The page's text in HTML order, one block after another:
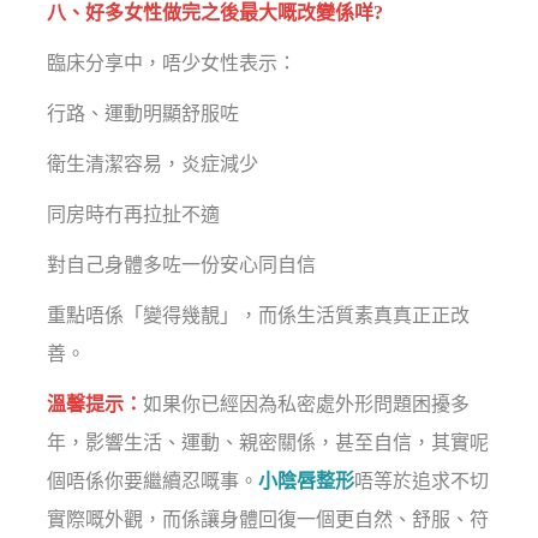
八、好多女性做完之後最大嘅改變係咩?
臨床分享中，唔少女性表示：
行路、運動明顯舒服咗
衛生清潔容易，炎症減少
同房時冇再拉扯不適
對自己身體多咗一份安心同自信
重點唔係「變得幾靚」，而係生活質素真真正正改
善。
溫馨提示：如果你已經因為私密處外形問題困擾多
年，影響生活、運動、親密關係，甚至自信，其實呢
個唔係你要繼續忍嘅事。小陰唇整形唔等於追求不切
實際嘅外觀，而係讓身體回復一個更自然、舒服、符